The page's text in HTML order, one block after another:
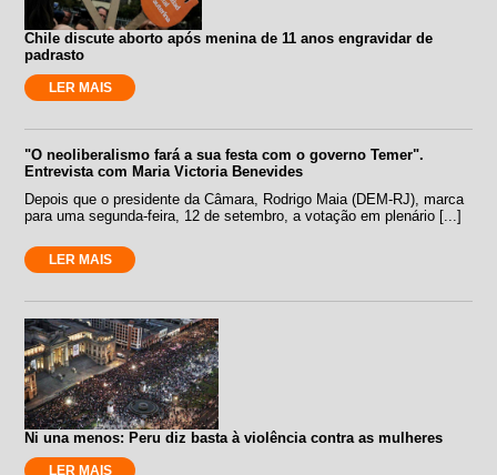
Chile discute aborto após menina de 11 anos engravidar de
padrasto
LER MAIS
"O neoliberalismo fará a sua festa com o governo Temer".
Entrevista com Maria Victoria Benevides
Depois que o presidente da Câmara, Rodrigo Maia (DEM-RJ), marca
para uma segunda-feira, 12 de setembro, a votação em plenário [...]
LER MAIS
Ni una menos: Peru diz basta à violência contra as mulheres
LER MAIS